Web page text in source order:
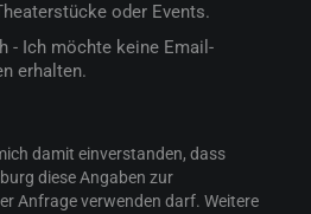
oder Events.
- Ich möchte keine Email-
erhalten.
damit einverstanden, dass
diese Angaben zur
Anfrage verwenden darf. Weitere